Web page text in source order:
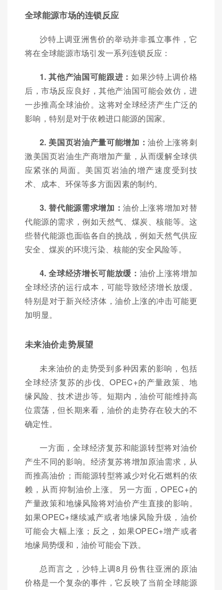
全球能源市场的连锁反应
沙特上调亚洲售价的举动并非孤立事件，它
将在全球能源市场引发一系列连锁反应：
1. 其他产油国可能跟进： 如果沙特上调价格
后，市场反应良好，其他产油国可能会效仿，进
一步推高全球油价。这将对全球经济产生广泛的
影响，特别是对于依赖进口能源的国家。
2. 美国页岩油产量可能增加：油价上涨将刺
激美国页岩油生产商增加产量，从而缓解全球供
应紧张的局面。美国页岩油的增产速度受到技
术、成本、环保等多方面因素的制约。
3. 替代能源需求增加：油价上涨将增加对替
代能源的需求，例如天然气、煤炭、核能等。这
些替代能源也面临各自的挑战，例如天然气供应
安全、煤炭的环境污染、核能的安全风险等。
4. 全球经济增长可能放缓： 油价上涨将增加
全球经济的运行成本，可能导致经济增长放缓。
特别是对于新兴经济体，油价上涨的冲击可能更
加明显。
未来油价走势展望
未来油价的走势受到多种因素的影响，包括
全球经济复苏的步伐、OPEC+的产量政策、地
缘风险、技术进步等。短期内，油价可能维持高
位震荡，但长期来看，油价的走势存在较大的不
确定性。
一方面，全球经济复苏和能源转型将对油价
产生不同的影响。经济复苏将增加原油需求，从
而推高油价；而能源转型将减少对化石燃料的依
赖，从而抑制油价上涨。另一方面，OPEC+的
产量政策和地缘风险将对油价产生直接的影响。
如果OPEC+继续减产或者地缘风险升级，油价
可能会大幅上涨；反之，如果OPEC+增产或者
地缘局势缓和，油价可能会下跌。
总而言之，沙特上调8月份售往亚洲的原油
价格是一个复杂的事件，它反映了当前全球能源